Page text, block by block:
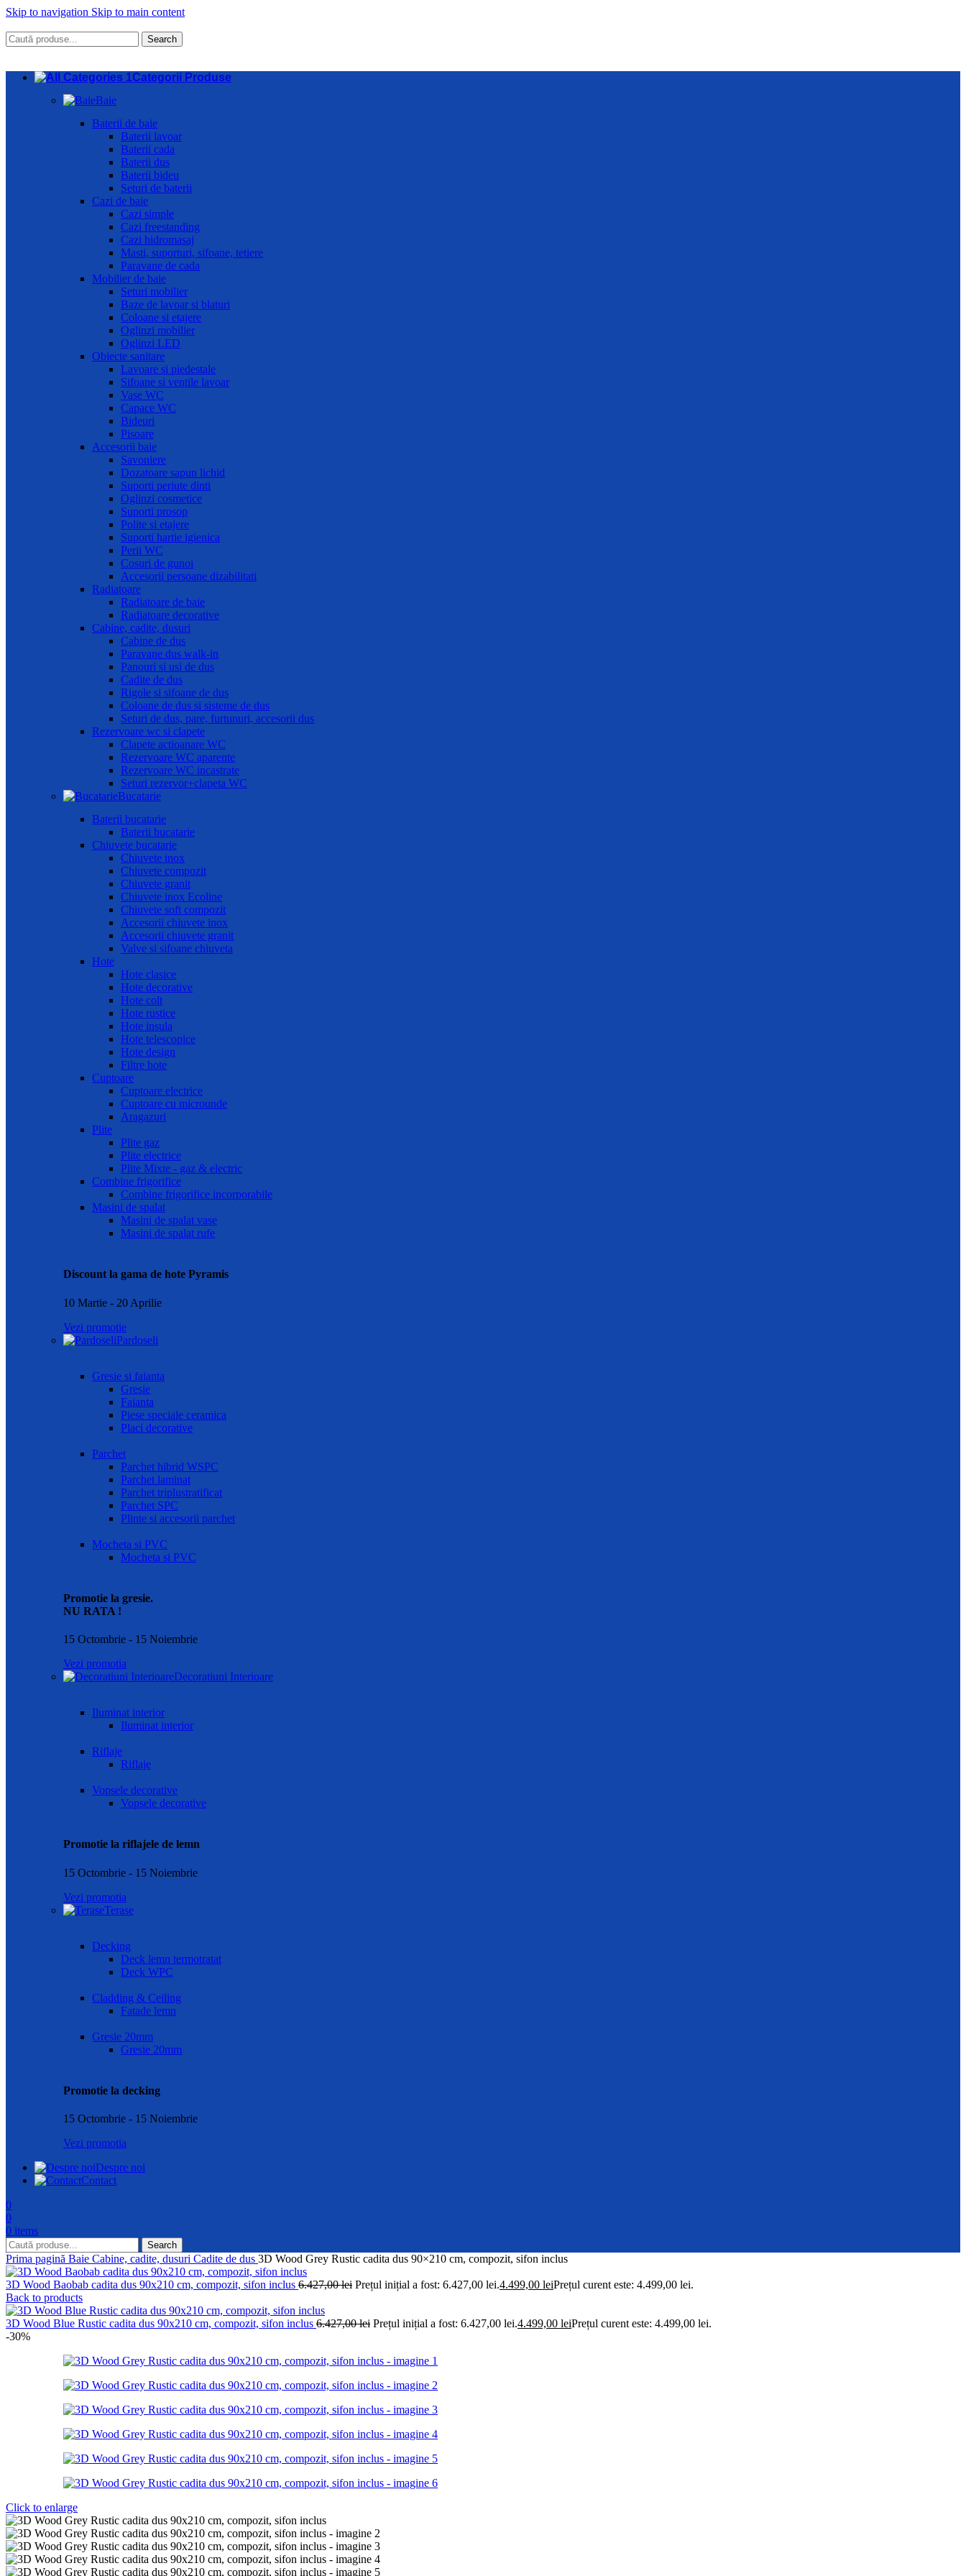
Skip to navigation Skip to main content
Search
Categorii Produse
Baie
Baterii de baie
Baterii lavoar
Baterii cada
Baterii dus
Baterii bideu
Seturi de baterii
Cazi de baie
Cazi simple
Cazi freestanding
Cazi hidromasaj
Masti, suporturi, sifoane, tetiere
Paravane de cada
Mobilier de baie
Seturi mobilier
Baze de lavoar si blaturi
Coloane si etajere
Oglinzi mobilier
Oglinzi LED
Obiecte sanitare
Lavoare si piedestale
Sifoane si ventile lavoar
Vase WC
Capace WC
Bideuri
Pisoare
Accesorii baie
Savoniere
Dozatoare sapun lichid
Suporti periute dinti
Oglinzi cosmetice
Suporti prosop
Polite si etajere
Suporti hartie igienica
Perii WC
Cosuri de gunoi
Accesorii persoane dizabilitati
Radiatoare
Radiatoare de baie
Radiatoare decorative
Cabine, cadite, dusuri
Cabine de dus
Paravane dus walk-in
Panouri si usi de dus
Cadite de dus
Rigole si sifoane de dus
Coloane de dus si sisteme de dus
Seturi de dus, pare, furtunuri, accesorii dus
Rezervoare wc si clapete
Clapete actioanare WC
Rezervoare WC aparente
Rezervoare WC incastrate
Seturi rezervor+clapeta WC
Bucatarie
Baterii bucatarie
Baterii bucatarie
Chiuvete bucatarie
Chiuvete inox
Chiuvete compozit
Chiuvete granit
Chiuvete inox Ecoline
Chiuvete soft compozit
Accesorii chiuvete inox
Accesorii chiuvete granit
Valve si sifoane chiuveta
Hote
Hote clasice
Hote decorative
Hote colt
Hote rustice
Hote insula
Hote telescopice
Hote design
Filtre hote
Cuptoare
Cuptoare electrice
Cuptoare cu microunde
Aragazuri
Plite
Plite gaz
Plite electrice
Plite Mixte - gaz & electric
Combine frigorifice
Combine frigorifice incorporabile
Masini de spalat
Masini de spalat vase
Masini de spalat rufe
Discount la gama de hote Pyramis
10 Martie - 20 Aprilie
Vezi promotie
Pardoseli
Gresie si faianta
Gresie
Faianta
Piese speciale ceramica
Placi decorative
Parchet
Parchet hibrid WSPC
Parchet laminat
Parchet triplustratificat
Parchet SPC
Plinte si accesorii parchet
Mocheta si PVC
Mocheta si PVC
Promotie la gresie.
NU RATA !
15 Octombrie - 15 Noiembrie
Vezi promotia
Decoratiuni Interioare
Iluminat interior
Iluminat interior
Riflaje
Riflaje
Vopsele decorative
Vopsele decorative
Promotie la riflajele de lemn
15 Octombrie - 15 Noiembrie
Vezi promotia
Terase
Decking
Deck lemn termotratat
Deck WPC
Cladding & Ceiling
Fatade lemn
Gresie 20mm
Gresie 20mm
Promotie la decking
15 Octombrie - 15 Noiembrie
Vezi promotia
Despre noi
Contact
0
0
0 items
Search
Prima pagină Baie Cabine, cadite, dusuri Cadite de dus 3D Wood Grey Rustic cadita dus 90×210 cm, compozit, sifon inclus
3D Wood Baobab cadita dus 90x210 cm, compozit, sifon inclus 6.427,00lei Prețul inițial a fost: 6.427,00 lei.4.499,00 leiPrețul curent este: 4.499,00 lei.
Back to products
3D Wood Blue Rustic cadita dus 90x210 cm, compozit, sifon inclus 6.427,00lei Prețul inițial a fost: 6.427,00 lei.4.499,00 leiPrețul curent este: 4.499,00 lei.
-30%
Click to enlarge